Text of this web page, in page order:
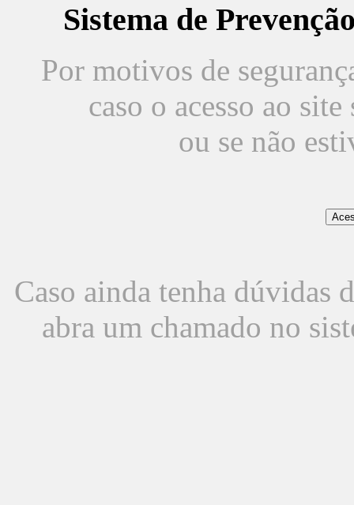
Sistema de
Por motivos de
caso o acesso ao
ou se não
Caso ainda tenha dúvidas
abra um chamado no